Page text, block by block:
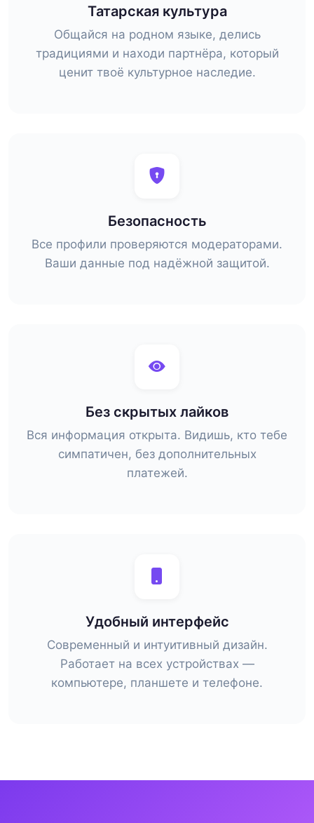
Татарская культура
Общайся на родном языке, делись
традициями и находи партнёра, который
ценит твоё культурное наследие.
Безопасность
Все профили проверяются модераторами.
Ваши данные под надёжной защитой.
Без скрытых лайков
Вся информация открыта. Видишь, кто тебе
симпатичен, без дополнительных
платежей.
Удобный интерфейс
Современный и интуитивный дизайн.
Работает на всех устройствах —
компьютере, планшете и телефоне.